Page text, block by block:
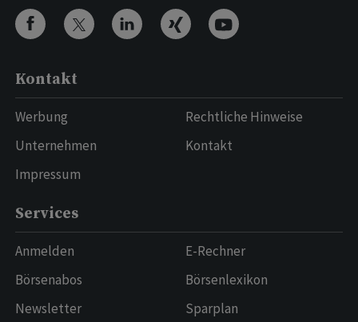
Kontakt
Werbung
Unternehmen
Impressum
Rechtliche Hinweise
Kontakt
Services
Anmelden
Börsenabos
Newsletter
E-Rechner
Börsenlexikon
Sparplan